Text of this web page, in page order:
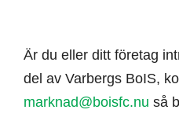
Är du eller ditt företag
del av Varbergs BoIS,
marknad@boisfc.nu så